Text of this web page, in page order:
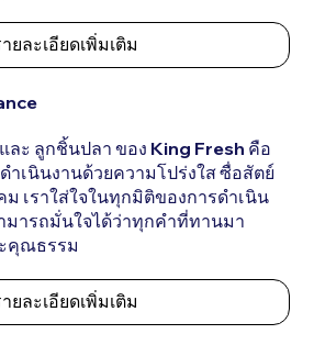
ยละเอียดเพิ่มเติม
ละ ลูกชิ้นปลา ของ King Fresh คือ
เนินงานด้วยความโปร่งใส ซื่อสัตย์
เราใส่ใจในทุกมิติของการดำเนิน
มารถมั่นใจได้ว่าทุกคำที่ทานมา
คุณธรรม
ยละเอียดเพิ่มเติม